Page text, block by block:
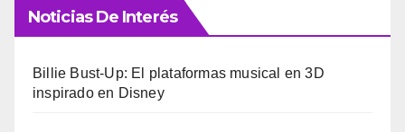
Noticias De Interés
Billie Bust-Up: El plataformas musical en 3D
inspirado en Disney